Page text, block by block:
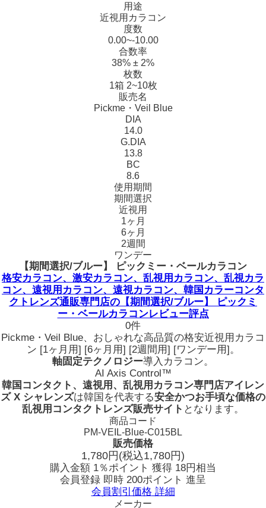
用途
近視用カラコン
度数
0.00~-10.00
合数率
38% ± 2%
枚数
1箱 2~10枚
販売名
Pickme・Veil Blue
DIA
14.0
G.DIA
13.8
BC
8.6
使用期間
期間選択
近視用
1ヶ月
6ヶ月
2週間
ワンデー
【期間選択/ブルー】 ピックミー・ベールカラコン
格安カラコン、激安カラコン、乱視用カラコン、乱視カラ
コン、遠視用カラコン、遠視カラコン、韓国カラーコンタ
クトレンズ通販専門店の【期間選択/ブルー】 ピックミ
ー・ベールカラコンレビュー評点
0件
Pickme・Veil Blue、おしゃれな高品質の格安近視用カラコ
ン [1ヶ月用] [6ヶ月用] [2週間用] [ワンデー用]。
軸固定テクノロジー導入カラコン。
AI Axis Control™
韓国コンタクト、遠視用、乱視用カラコン専門店アイレン
ズ X シャレンズは韓国を代表する安全かつお手頃な価格の
乱視用コンタクトレンズ販売サイト となります。
商品コード
PM-VEIL-Blue-C015BL
販売価格
1,780円(税込1,780円)
購入金額 1％ポイント 獲得 18円相当
会員登録 即時 200ポイント 進呈
会員割引価格 詳細
メーカー